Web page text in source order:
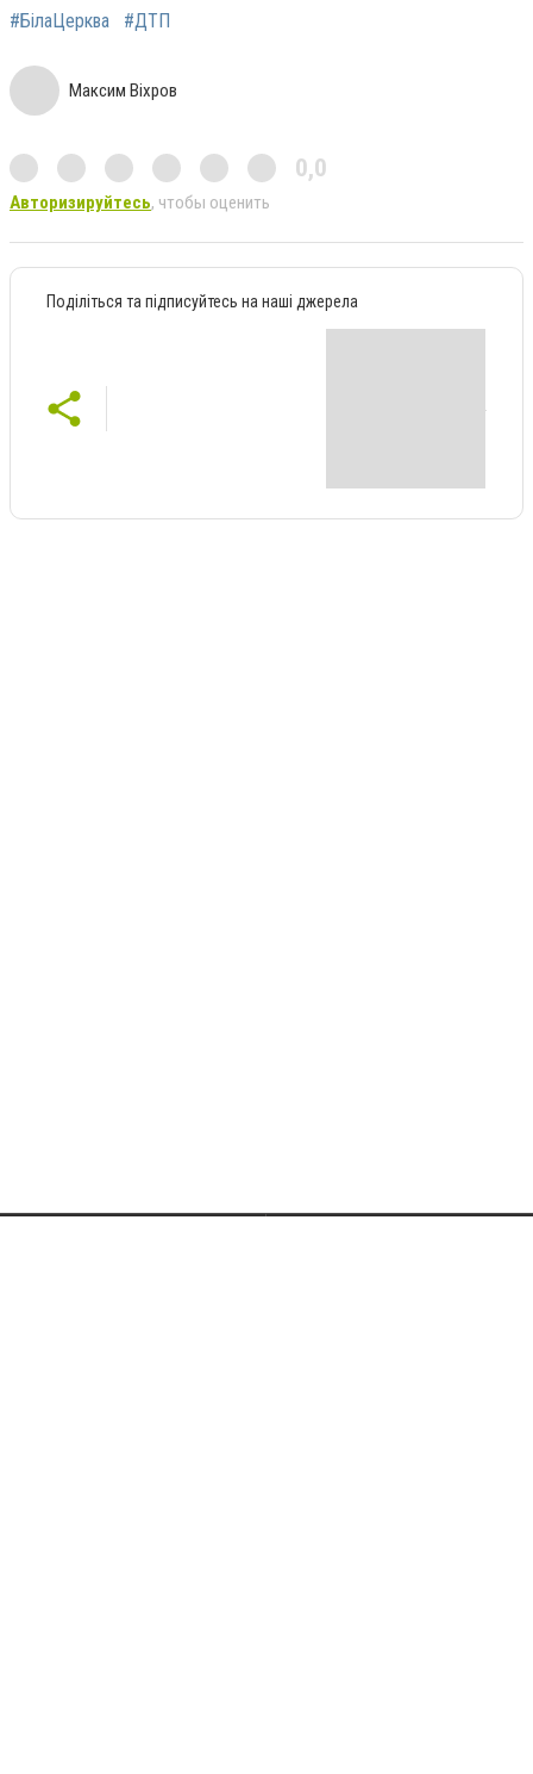
#БілаЦерква #ДТП
Максим Віхров
0,0
Авторизируйтесь, чтобы оценить
Поділіться та підписуйтесь на наші джерела